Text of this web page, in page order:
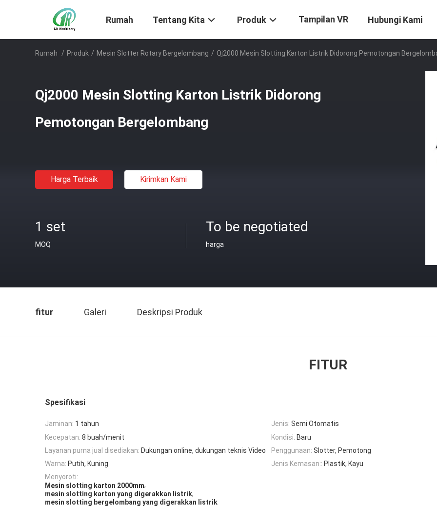
Rumah Tentang Kita Produk Tampilan VR Hubungi Kami
Rumah / Produk / Mesin Slotter Rotary Bergelombang / Qj2000 Mesin Slotting Karton Listrik Didorong Pemotongan
Qj2000 Mesin Slotting Karton Listrik Didorong
Pemotongan Bergelombang
Harga Terbaik Kirimkan Kami
1 set
MOQ
To be negotiated
harga
fitur Galeri Deskripsi Produk
FITUR
Spesifikasi
Jaminan: 1 tahun Jenis: Semi Otomatis
Kecepatan: 8 buah/menit Kondisi: Baru
Layanan purna jual disediakan: Dukungan online, dukungan teknis Video Penggunaan: Slotter, Pemotong
Warna: Putih, Kuning Jenis Kemasan:: Plastik, Kayu
Menyoroti:
Mesin slotting karton 2000mm,
mesin slotting karton yang digerakkan listrik,
mesin slotting bergelombang yang digerakkan listrik